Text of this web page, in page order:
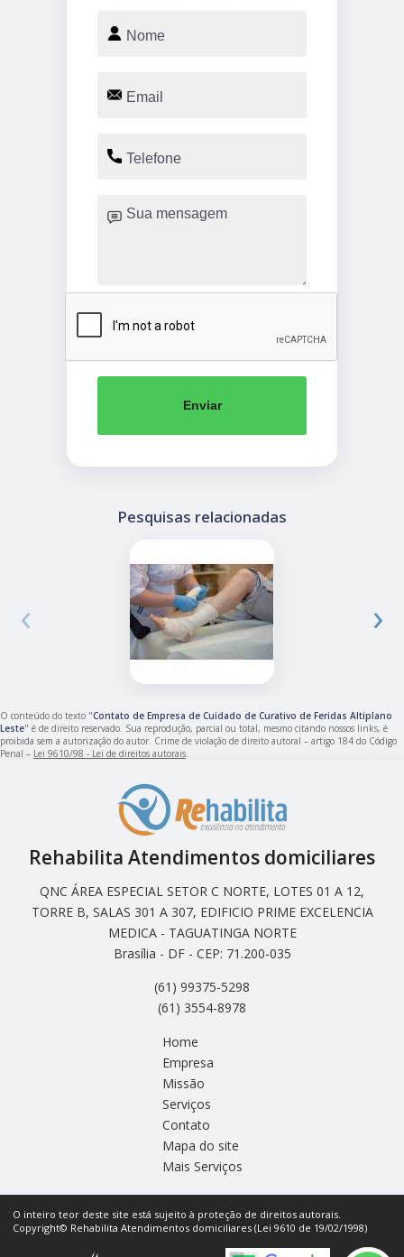
Enviar
Pesquisas relacionadas
‹ ›
O conteúdo do texto "Contato de Empresa de Cuidado de Curativo de Feridas Altiplano
Leste" é de direito reservado. Sua reprodução, parcial ou total, mesmo citando nossos links, é
proibida sem a autorização do autor. Crime de violação de direito autoral – artigo 184 do Código
Penal – Lei 9610/98 - Lei de direitos autorais
Rehabilita Atendimentos domiciliares
QNC ÁREA ESPECIAL SETOR C NORTE, LOTES 01 A 12,
TORRE B, SALAS 301 A 307, EDIFICIO PRIME EXCELENCIA
MEDICA - TAGUATINGA NORTE
Brasília - DF - CEP: 71.200-035
(61) 99375-5298
(61) 3554-8978
Home
Empresa
Missão
Serviços
Contato
Mapa do site
Mais Serviços
O inteiro teor deste site está sujeito à proteção de direitos autorais.
Copyright© Rehabilita Atendimentos domiciliares (Lei 9610 de 19/02/1998)